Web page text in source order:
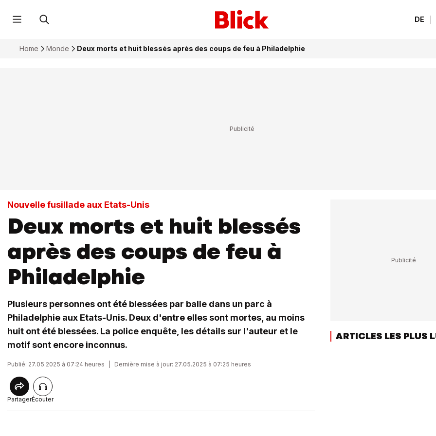
DE
Home Monde Deux morts et huit blessés après des coups de feu à Philadelphie
Nouvelle fusillade aux Etats-Unis
Deux morts et huit blessés
après des coups de feu à
Philadelphie
Plusieurs personnes ont été blessées par balle dans un parc à
Philadelphie aux Etats-Unis. Deux d'entre elles sont mortes, au moins
huit ont été blessées. La police enquête, les détails sur l'auteur et le
motif sont encore inconnus.
Publié: 27.05.2025 à 07:24 heures Dernière mise à jour: 27.05.2025 à 07:25 heures
PartagerÉcouter
ARTICLES LES PLUS